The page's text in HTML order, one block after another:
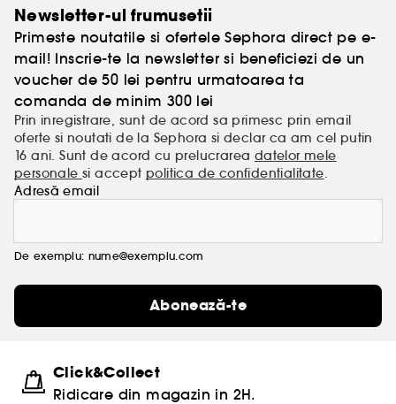
Newsletter-ul frumusetii
Primeste noutatile si ofertele Sephora direct pe e-
mail! Inscrie-te la newsletter si beneficiezi de un
voucher de 50 lei pentru urmatoarea ta
comanda de minim 300 lei
Prin inregistrare, sunt de acord sa primesc prin email
oferte si noutati de la Sephora si declar ca am cel putin
16 ani. Sunt de acord cu prelucrarea datelor mele
personalesi accept politica de confidentialitate.
Adresă email
De exemplu: nume@exemplu.com
Abonează-te
Click&Collect
Ridicare din magazin in 2H.